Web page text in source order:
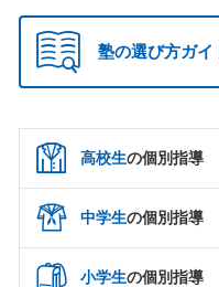
塾の選び方ガイ
高校生の個別指導
中学生の個別指導
小学生の個別指導